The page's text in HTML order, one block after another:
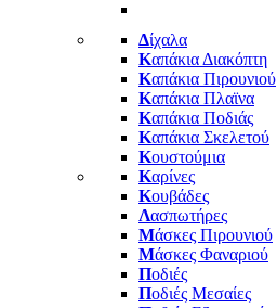
Δίχαλα
Καπάκια Διακόπτη
Καπάκια Πιρουνιού
Καπάκια Πλαϊνα
Καπάκια Ποδιάς
Καπάκια Σκελετού
Κουστούμια
Καρίνες
Κουβάδες
Λασπωτήρες
Μάσκες Πιρουνιού
Μάσκες Φαναριού
Ποδιές
Ποδιές Μεσαίες